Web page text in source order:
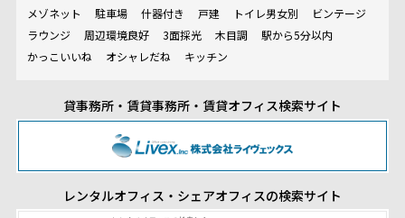
メゾネット
駐車場 什器付き 戸建 トイレ男女別
ビンテージ
ラウンジ
周辺環境良好 3面採光 木目調
駅から5分以内
かっこいいね
オシャレだね キッチン
貸事務所・賃貸事務所・賃貸オフィス検索サイト
レンタルオフィス・シェアオフィスの検索サイト